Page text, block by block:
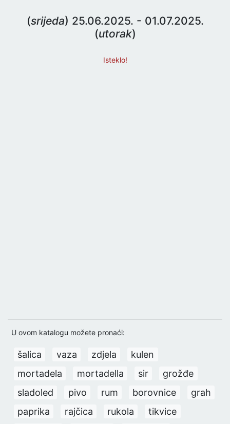
(srijeda) 25.06.2025. - 01.07.2025.
(utorak)
Isteklo!
U ovom katalogu možete pronaći:
šalica vaza zdjela
kulen
mortadela
mortadella sir
grožđe
sladoled
pivo rum borovnice
grah
paprika
rajčica rukola
tikvice